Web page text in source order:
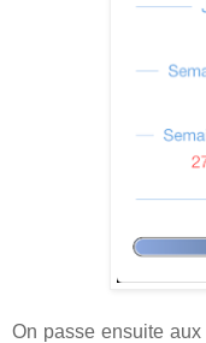
On passe ensuite aux